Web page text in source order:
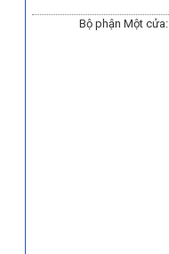
Bộ phận Một cửa: